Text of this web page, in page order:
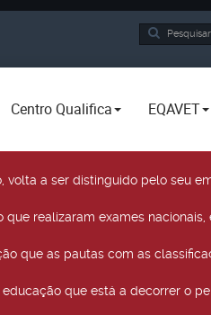
Pesquisa...
Centro Qualifica EQAVET
volta a ser distinguido pelo seu
realizaram exames nacionais,
que as pautas com as
que está a decorrer o